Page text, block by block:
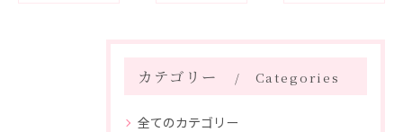
カテゴリー Categories
全てのカテゴリー